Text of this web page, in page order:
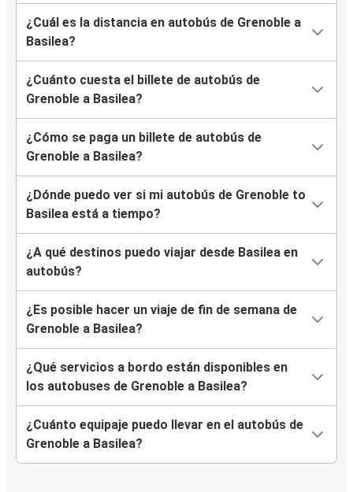
¿Cuál es la distancia en autobús de Grenoble a
Basilea?
¿Cuánto cuesta el billete de autobús de
Grenoble a Basilea?
¿Cómo se paga un billete de autobús de
Grenoble a Basilea?
¿Dónde puedo ver si mi autobús de Grenoble to
Basilea está a tiempo?
¿A qué destinos puedo viajar desde Basilea en
autobús?
¿Es posible hacer un viaje de fin de semana de
Grenoble a Basilea?
¿Qué servicios a bordo están disponibles en
los autobuses de Grenoble a Basilea?
¿Cuánto equipaje puedo llevar en el autobús de
Grenoble a Basilea?